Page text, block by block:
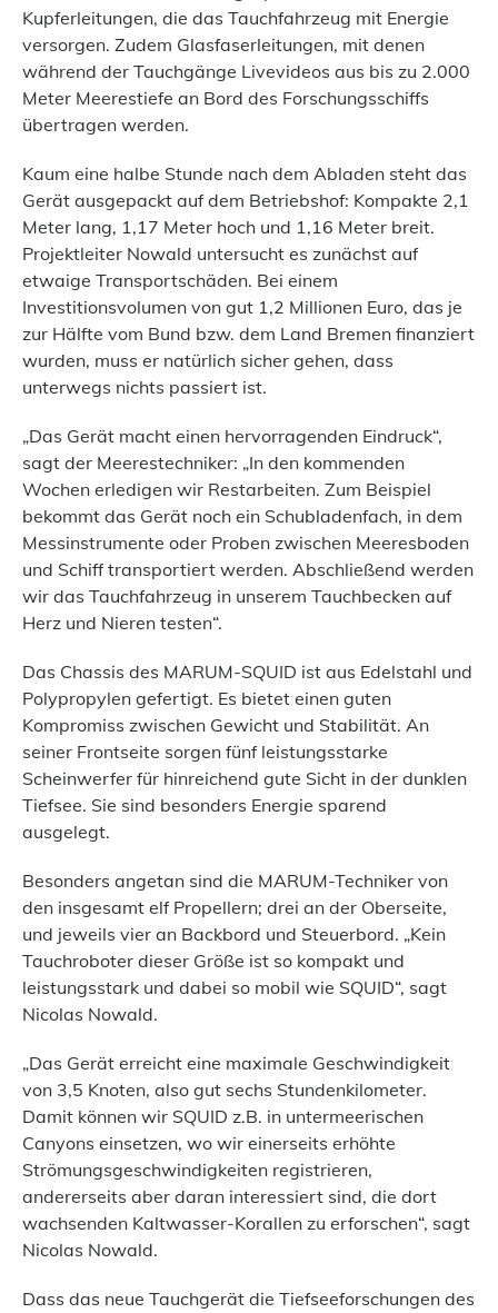
Kupferleitungen, die das Tauchfahrzeug mit Energie
versorgen. Zudem Glasfaserleitungen, mit denen
während der Tauchgänge Livevideos aus bis zu 2.000
Meter Meerestiefe an Bord des Forschungsschiffs
übertragen werden.
Kaum eine halbe Stunde nach dem Abladen steht das
Gerät ausgepackt auf dem Betriebshof: Kompakte 2,1
Meter lang, 1,17 Meter hoch und 1,16 Meter breit.
Projektleiter Nowald untersucht es zunächst auf
etwaige Transportschäden. Bei einem
Investitionsvolumen von gut 1,2 Millionen Euro, das je
zur Hälfte vom Bund bzw. dem Land Bremen finanziert
wurden, muss er natürlich sicher gehen, dass
unterwegs nichts passiert ist.
„Das Gerät macht einen hervorragenden Eindruck“,
sagt der Meerestechniker: „In den kommenden
Wochen erledigen wir Restarbeiten. Zum Beispiel
bekommt das Gerät noch ein Schubladenfach, in dem
Messinstrumente oder Proben zwischen Meeresboden
und Schiff transportiert werden. Abschließend werden
wir das Tauchfahrzeug in unserem Tauchbecken auf
Herz und Nieren testen“.
Das Chassis des MARUM-SQUID ist aus Edelstahl und
Polypropylen gefertigt. Es bietet einen guten
Kompromiss zwischen Gewicht und Stabilität. An
seiner Frontseite sorgen fünf leistungsstarke
Scheinwerfer für hinreichend gute Sicht in der dunklen
Tiefsee. Sie sind besonders Energie sparend
ausgelegt.
Besonders angetan sind die MARUM-Techniker von
den insgesamt elf Propellern; drei an der Oberseite,
und jeweils vier an Backbord und Steuerbord. „Kein
Tauchroboter dieser Größe ist so kompakt und
leistungsstark und dabei so mobil wie SQUID“, sagt
Nicolas Nowald.
„Das Gerät erreicht eine maximale Geschwindigkeit
von 3,5 Knoten, also gut sechs Stundenkilometer.
Damit können wir SQUID z.B. in untermeerischen
Canyons einsetzen, wo wir einerseits erhöhte
Strömungsgeschwindigkeiten registrieren,
andererseits aber daran interessiert sind, die dort
wachsenden Kaltwasser-Korallen zu erforschen“, sagt
Nicolas Nowald.
Dass das neue Tauchgerät die Tiefseeforschungen des